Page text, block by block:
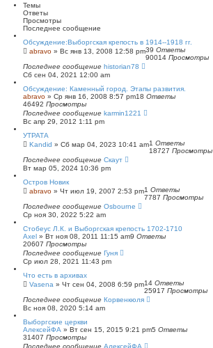
н
ы
й
о
и
с
к
Темы
Ответы
Просмотры
Последнее сообщение
Обсуждение:Выборгская крепость в 1914--1918 гг.
abravo » Вс янв 13, 2008 12:58 pm39 Ответы
90014 Просмотры
Последнее сообщение historian78
Сб сен 04, 2021 12:00 am
Обсуждение: Каменный город. Этапы развития.
abravo » Ср янв 16, 2008 8:57 pm18 Ответы
46492 Просмотры
Последнее сообщение karmin1221
Вс апр 29, 2012 1:11 pm
УТРАТА
Kandid » Сб мар 04, 2023 10:41 am1 Ответы
18727 Просмотры
Последнее сообщение Скаут
Вт мар 05, 2024 10:36 pm
Остров Новик
abravo » Чт июл 19, 2007 2:53 pm1 Ответы
7787 Просмотры
Последнее сообщение Osbourne
Ср ноя 30, 2022 5:22 am
Стобеус Л.К. и Выборгская крепость 1702-1710
Axel » Вт ноя 08, 2011 11:15 am9 Ответы
20607 Просмотры
Последнее сообщение Гуня
Ср июл 28, 2021 11:43 pm
Что есть в архивах
Vasena » Чт сен 04, 2008 6:59 pm14 Ответы
25917 Просмотры
Последнее сообщение Корвенкюля
Вс ноя 08, 2020 5:14 am
Выборгские церкви
АлексейФА » Вт сен 15, 2015 9:21 pm5 Ответы
31407 Просмотры
Последнее сообщение АлексейФА